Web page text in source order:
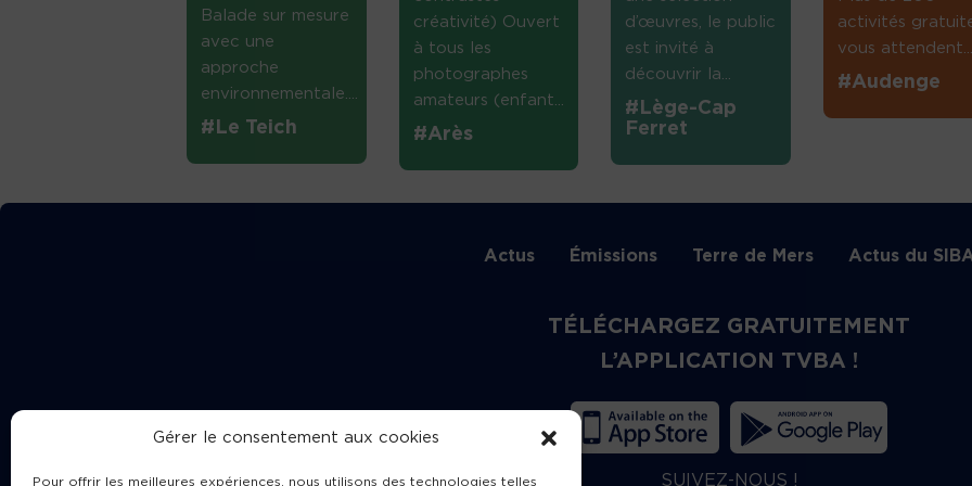
Gérer le consentement aux cookies
Pour offrir les meilleures expériences, nous utilisons des technologies telles
Balade sur mesure
avec une
approche
environnementale....
#Le Teich
créativité) Ouvert
à tous les
photographes
amateurs (enfant...
#Arès
d’œuvres, le public
est invité à
découvrir la...
#Lège-Cap
Ferret
activités
vous attendent....
#Audenge
Actus Émissions Terre de Mers Actus du
TÉLÉCHARGEZ GRATUITEMENT
L’APPLICATION TVBA !
SUIVEZ-NOUS !